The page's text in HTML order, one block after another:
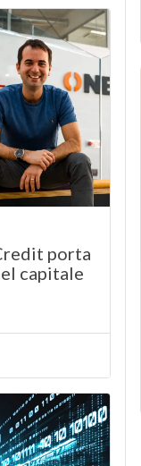
porta
capitale